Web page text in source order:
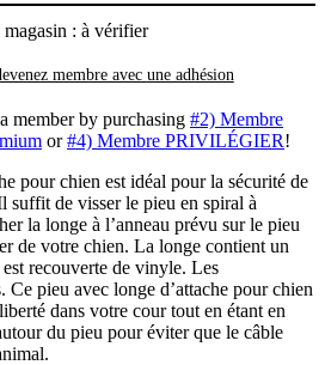
magasin : à vérifier
membre avec une adhésion
member by purchasing #2) Membre
or#4) Membre PRIVILÉGIER!
pour chien est idéal pour la sécurité de
suffit de visser le pieu en spiral à
la longe à l’anneau prévu sur le pieu
de votre chien. La longe contient un
recouverte de vinyle. Les
Ce pieu avec longe d’attache pour chien
dans votre cour tout en étant en
du pieu pour éviter que le câble